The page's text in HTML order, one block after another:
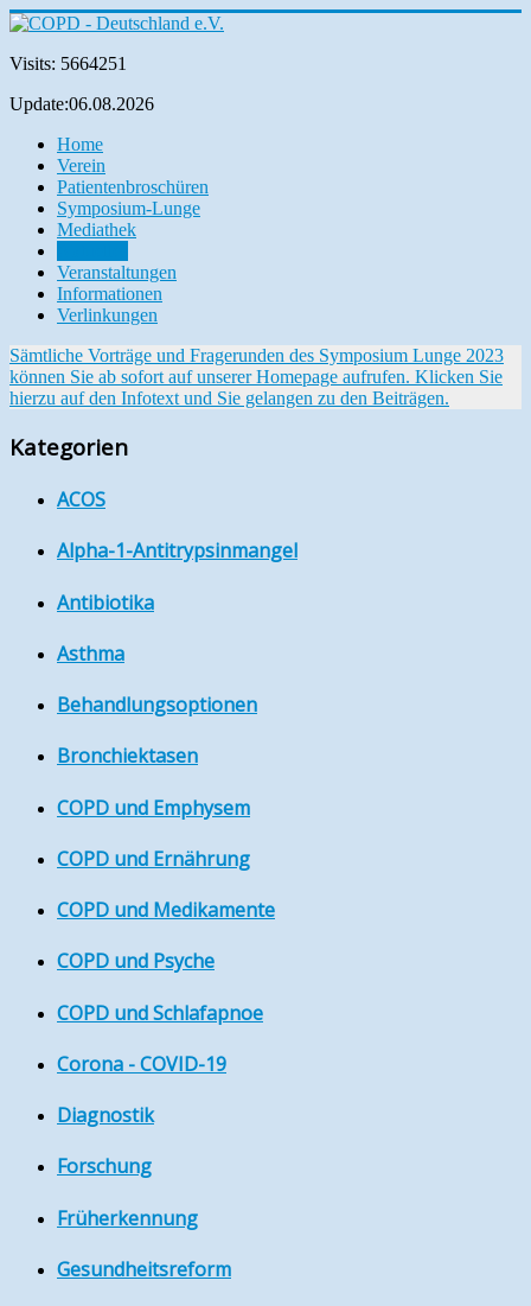
Visits: 5664251
Update:06.08.2026
Home
Verein
Patientenbroschüren
Symposium-Lunge
Mediathek
Veranstaltungen
Informationen
Verlinkungen
Sämtliche Vorträge und Fragerunden des Symposium Lunge 2023
können Sie ab sofort auf unserer Homepage aufrufen. Klicken Sie
hierzu auf den Infotext und Sie gelangen zu den Beiträgen.
Kategorien
ACOS
Alpha-1-Antitrypsinmangel
Antibiotika
Asthma
Behandlungsoptionen
Bronchiektasen
COPD und Emphysem
COPD und Ernährung
COPD und Medikamente
COPD und Psyche
COPD und Schlafapnoe
Corona - COVID-19
Diagnostik
Forschung
Früherkennung
Gesundheitsreform